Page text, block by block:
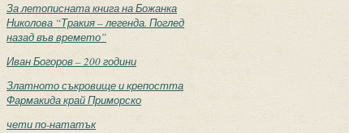
За летописната книга на Божанка
Николова “Тракия – легенда. Поглед
назад във времето”
Иван Богоров – 200 години
Златното съкровище и крепостта
Фармакида край Приморско
чети по-нататък